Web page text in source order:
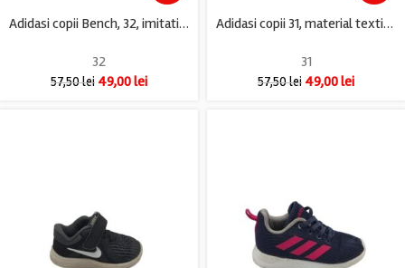
Adidasi copii Bench, 32, imitatie de piele, material textil, gri
32
57,50lei 49,00lei
Adidasi copii 31, material textil, roz
31
57,50lei 49,00lei